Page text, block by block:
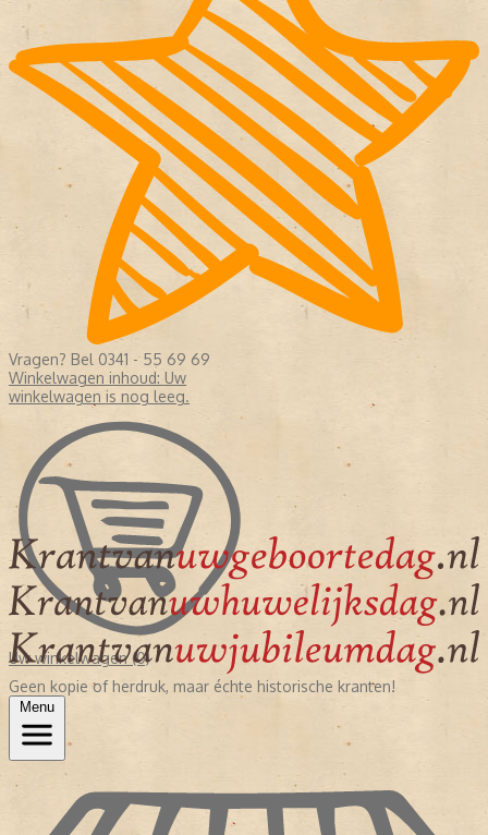
Vragen? Bel 0341 - 55 69 69
Winkelwagen inhoud: Uw
winkelwagen is nog leeg.
Uw winkelwagen (0)
Geen kopie of herdruk, maar échte historische kranten!
Menu